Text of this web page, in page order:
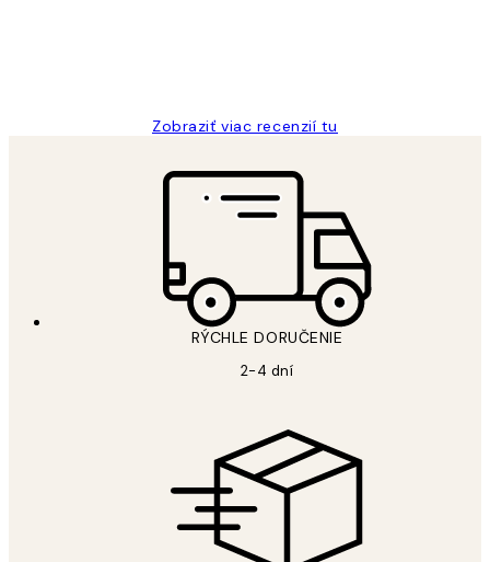
Zobraziť viac recenzií tu
RÝCHLE DORUČENIE
2-4 dní